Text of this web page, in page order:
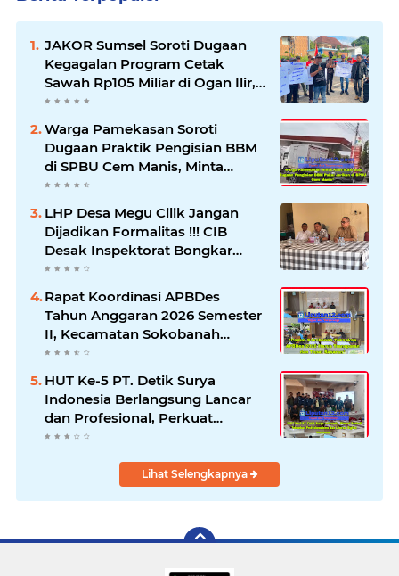
JAKOR Sumsel Soroti Dugaan
Kegagalan Program Cetak
Sawah Rp105 Miliar di Ogan Ilir,
Desak Kadis Pertanian Mundur
Warga Pamekasan Soroti
Dugaan Praktik Pengisian BBM
di SPBU Cem Manis, Minta
Klarifikasi dan Pengawasan
LHP Desa Megu Cilik Jangan
Dijadikan Formalitas !!! CIB
Desak Inspektorat Bongkar
Seluruh Fakta dan Hentikan
Dugaan Permainan Oknum
Rapat Koordinasi APBDes
Tahun Anggaran 2026 Semester
II, Kecamatan Sokobanah
Libatkan 12 Desa
HUT Ke-5 PT. Detik Surya
Indonesia Berlangsung Lancar
dan Profesional, Perkuat
Kompetensi Wartawan
Lihat Selengkapnya